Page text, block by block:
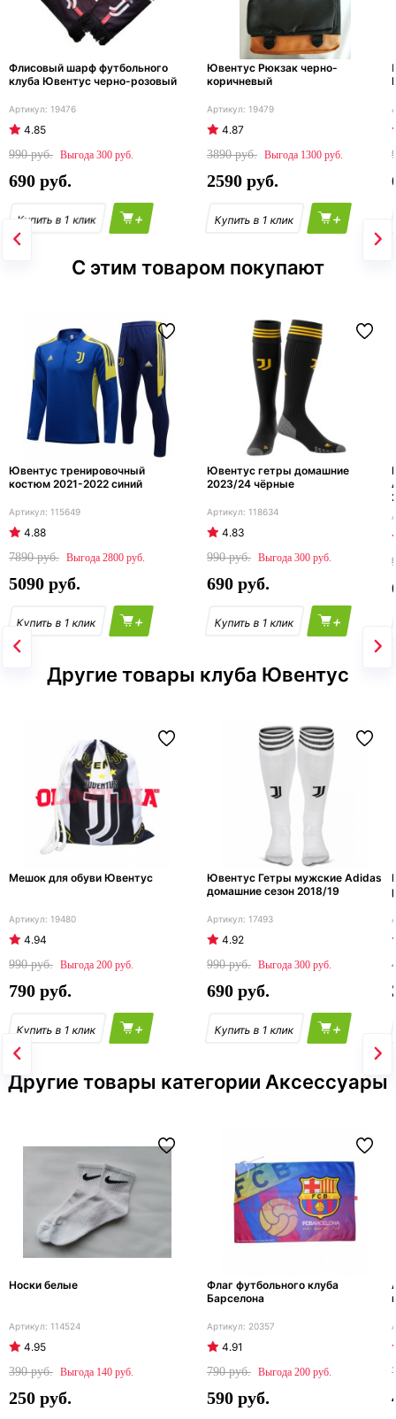
Флисовый шарф футбольного
клуба Ювентус черно-розовый
19476
4.85
990
300
690
+
Ювентус Рюкзак черно-
коричневый
19479
4.87
3890
1300
2590
+
С этим товаром покупают
Ювентус тренировочный
костюм 2021-2022 синий
115649
4.88
7890
2800
5090
+
Ювентус гетры домашние
2023/24 чёрные
118634
4.83
990
300
690
+
Другие товары клуба Ювентус
Мешок для обуви Ювентус
19480
4.94
990
200
790
+
Ювентус Гетры мужские Adidas
домашние сезон 2018/19
17493
4.92
990
300
690
+
Другие товары категории Аксессуары
Носки белые
114524
4.95
390
140
250
Флаг футбольного клуба
Барселона
20357
4.91
790
200
590